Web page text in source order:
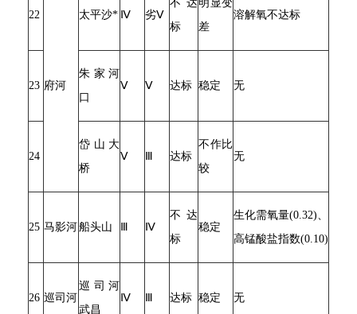
22
府河
太平沙* Ⅳ 劣Ⅴ
不达
标
明显变
差
溶解氧不达标
23
朱家河
口
Ⅴ Ⅴ 达标 稳定 无
24
岱山大
桥
Ⅴ 达标
不作比
较
无
25 马影河船头山 Ⅳ
不达
标
稳定
生化需氧量(0.32)、
高锰酸盐指数(0.10)
26 巡司河
巡司河
武昌
Ⅳ 达标 稳定 无